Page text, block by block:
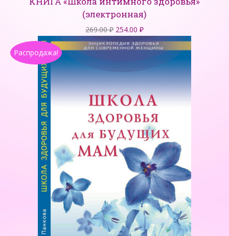
(электронная)
269.00₽ Первоначальная
цена
254.00 ₽Текущая
цена:
Распродажа!